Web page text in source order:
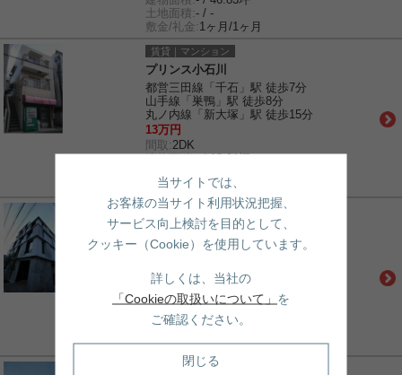
土地面積:- / -
敷金/礼金: 1ヶ月/1ヶ月
賃貸｜マンション
プリンス小石川
都営三田線「千石」駅 徒歩7分
山手線「巣鴨」駅 徒歩8分
丸ノ内線「新大塚」駅 徒歩15分
13万円
間取: 2DK
建物面積:- / 13.91坪
敷金/礼金: 1ヶ月/1ヶ月
賃貸｜アパート
LEGALAND千石
都営三田線「千石」駅 徒歩5分
南北線「本駒込」駅 徒歩12分
17万円
間取:1DK
建物面積:- / 14.04坪
敷金/礼金:0ヶ月/0ヶ月
賃貸｜マンション
当サイトでは、
お客様の当サイト利用状況把握、
サービス向上検討を目的として、
クッキー（Cookie）を使用しています。
詳しくは、当社の
「Cookieの取扱いについて」 を
ご確認ください。
閉じる